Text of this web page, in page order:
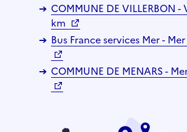
COMMUNE DE VILLERBON
km
Bus France services Mer -
COMMUNE DE MENARS -